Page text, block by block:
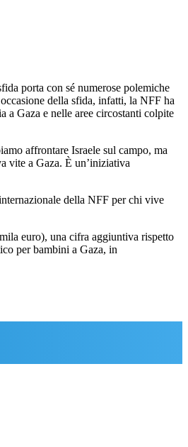
porta con sé numerose polemiche
della sfida, infatti, la NFF ha
a Gaza e nelle aree circostanti colpite
affrontare Israele sul campo, ma
vite a Gaza. È un’iniziativa
della NFF per chi vive
euro), una cifra aggiuntiva rispetto
per bambini a Gaza, in